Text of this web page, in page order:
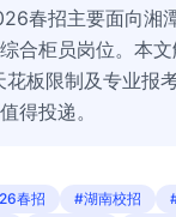
春招主要面向湘
合柜员岗位。本文
花板限制及专业报
得投递。
春招 #湖南校招